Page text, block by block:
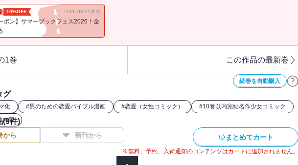
題沸騰！ 竜の海外転勤で揺れる…第７巻！
10%OFF 2026.08.11まで
ポン】サマーブックフェス2026！全
1巻 この作品の最新巻
続巻を自動購入
グ
化 #男のための恋愛バイブル漫画 #恋愛（女性コミック） #10巻以内完結名作少女コミック
の恋
(9件)
から 新刊から まとめてカート
※無料、予約、入荷通知のコンテンツはカートに追加されません。